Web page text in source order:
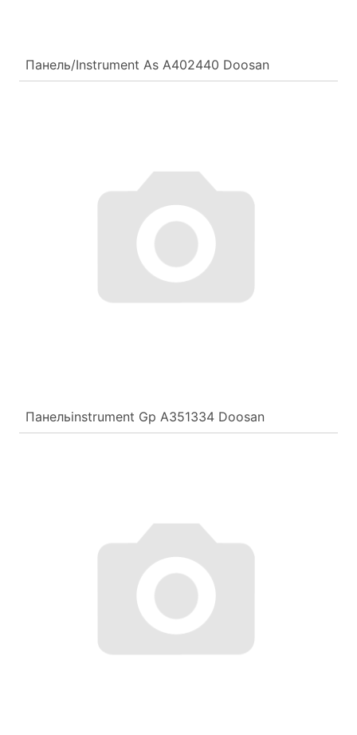
Панель/Instrument As A402440 Doosan
Панельinstrument Gp A351334 Doosan